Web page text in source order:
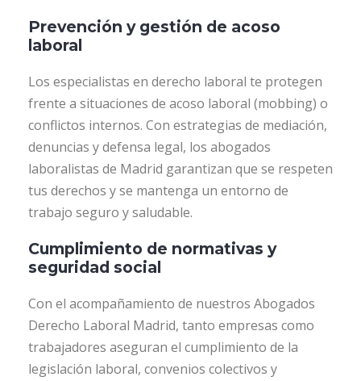
Prevención y gestión de acoso
laboral
Los especialistas en derecho laboral te protegen
frente a situaciones de acoso laboral (mobbing) o
conflictos internos. Con estrategias de mediación,
denuncias y defensa legal, los abogados
laboralistas de Madrid garantizan que se respeten
tus derechos y se mantenga un entorno de
trabajo seguro y saludable.
Cumplimiento de normativas y
seguridad social
Con el acompañamiento de nuestros Abogados
Derecho Laboral Madrid, tanto empresas como
trabajadores aseguran el cumplimiento de la
legislación laboral, convenios colectivos y